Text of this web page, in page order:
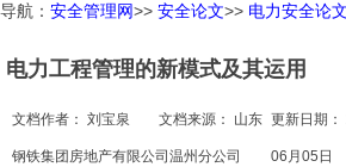
生
环保
健康
导航： 安全管理网>> 安全论文>> 电力安全论文
电力工程管理的新模式及其运用
文档作者： 刘宝泉 文档来源： 山东
钢铁集团房地产有限公司温州分公司
更新日期：
06月05日